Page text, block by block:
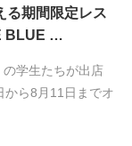
る期間限定レス
BLUE …
学生たちが出店
から8月11日までオ